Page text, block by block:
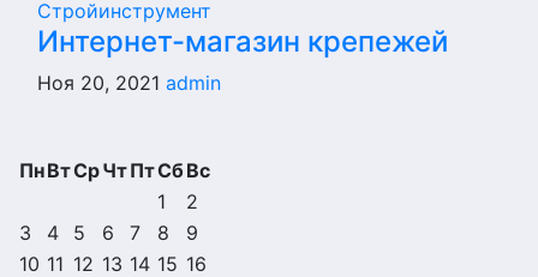
Стройинструмент
Интернет-магазин крепежей
Ноя 20, 2021 admin
ПнВтСрЧтПтСбВс
1
2
3
4 5 6 7 8
9
10 11 12 13 14 15 16